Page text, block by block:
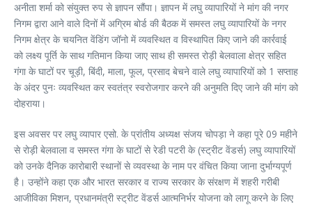
अनीता शर्मा को संयुक्त रुप से ज्ञापन सौंपा। ज्ञापन में लघु व्यापारियों ने मांग की नगर
निगम द्वारा आने वाले दिनों में अग्रिम बोर्ड की बैठक में समस्त लघु व्यापारियों के नगर
निगम क्षेत्र के चयनित वेंडिंग जॉनो में व्यवस्थित व विस्थापित किए जाने की कार्रवाई
को लक्ष्य पूर्ति के साथ गतिमान किया जाए साथ ही समस्त रोड़ी बेलवाला क्षेत्र सहित
गंगा के घाटों पर चूड़ी, बिंदी, माला, फूल, प्रसाद बेचने वाले लघु व्यापारियों को 1 सप्ताह
के अंदर पुनः व्यवस्थित कर स्वतंत्र स्वरोजगार करने की अनुमति दिए जाने की मांग को
दोहराया।
इस अवसर पर लघु व्यापार एसो. के प्रांतीय अध्यक्ष संजय चोपड़ा ने कहा पूरे 09 महीने
से रोड़ी बेलवाला व समस्त गंगा के घाटों से रेडी पटरी के (स्ट्रीट वेंडर्स) लघु व्यापारियों
को उनके दैनिक कारोबारी स्थानों से व्यवस्था के नाम पर वंचित किया जाना दुर्भाग्यपूर्ण
है। उन्होंने कहा एक और भारत सरकार व राज्य सरकार के संरक्षण में शहरी गरीबी
आजीविका मिशन, प्रधानमंत्री स्ट्रीट वेंडर्स आत्मनिर्भर योजना को लागू करने के लिए